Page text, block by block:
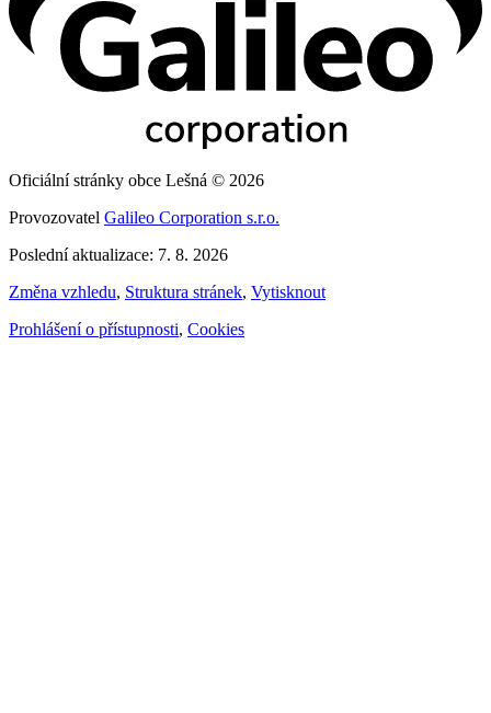
Oficiální stránky obce Lešná © 2026
Provozovatel Galileo Corporation s.r.o.
Poslední aktualizace: 7. 8. 2026
Změna vzhledu, Struktura stránek, Vytisknout
Prohlášení o přístupnosti, Cookies